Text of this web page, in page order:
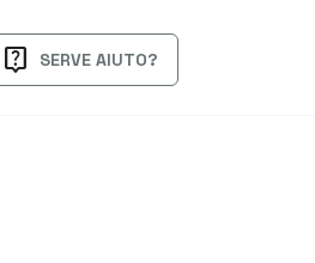
live_help SERVE AIUTO?